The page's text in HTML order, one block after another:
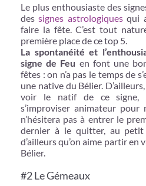
Le plus enthousiaste des
dessignes astrologiquesqui
faire la fête. C’est tout
première place de ce top 5.
La spontanéité et
signe de Feu en font une
fêtes : on n’a pas le temps de
une native du Bélier.
voir le natif de ce signe,
s’improviser animateur pour
n’hésitera pas à entrer le
dernier à le quitter, au petit
d’ailleurs qu’on aime partir en
Bélier.
#2 Le Gémeaux